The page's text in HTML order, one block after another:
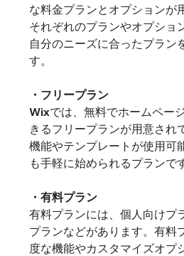
な料金プランとオプションが
それぞれのプランやオプショ
自分のニーズに合ったプラン
す。
・フリープラン
Wixでは、無料でホームペー
きるフリープランが用意され
機能やテンプレートが使用可
も手軽に始められるプランで
・有料プラン
有料プランには、個人向けプ
プランなどがあります。有料
度な機能やカスタマイズオプ